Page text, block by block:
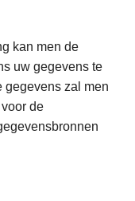
kan men de
uw gegevens te
gegevens zal men
de